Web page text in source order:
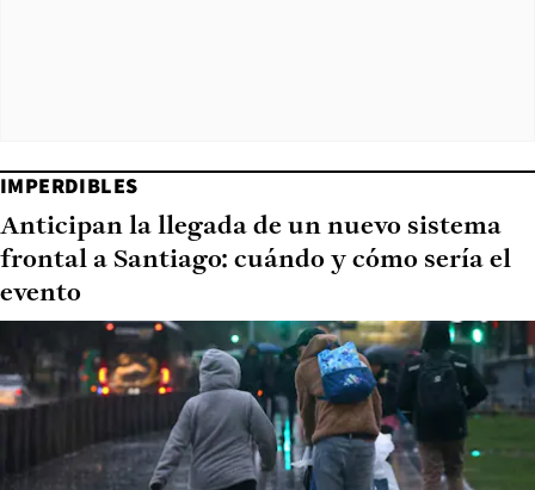
IMPERDIBLES
Anticipan la llegada de un nuevo sistema
frontal a Santiago: cuándo y cómo sería el
evento